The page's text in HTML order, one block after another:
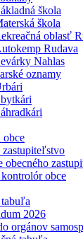
škola
škola
oblasť
Rudava
Nahlas
oznamy
obce
zastupiteľstvo
obecného
obce
2026
orgánov